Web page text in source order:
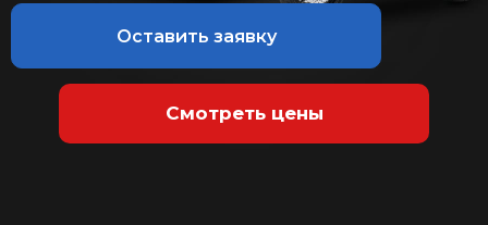
Оставить заявку
Смотреть цены